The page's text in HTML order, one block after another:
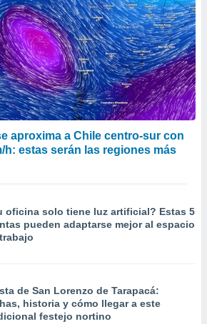
aproxima a Chile centro-sur con
h: estas serán las regiones más
oficina solo tiene luz artificial? Estas 5
pueden adaptarse mejor al espacio
de San Lorenzo de Tarapacá:
historia y cómo llegar a este
festejo nortino